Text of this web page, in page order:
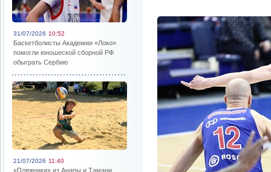
31/07/2026 10:52
Баскетболисты Академии «Локо»
помогли юношеской сборной РФ
обыграть Сербию
21/07/2026 11:40
«Пляжники» из Анапы и Тамани